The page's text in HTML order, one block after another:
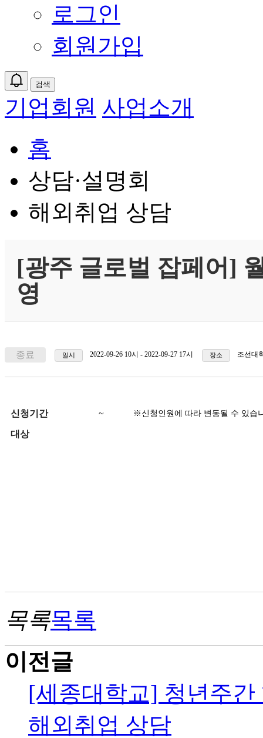
로그인
회원가입
검색
기업회원 사업소개
홈
상담·설명회
해외취업 상담
[광주 글로벌 잡페어]
영
종료 일시 2022-09-26 10시 - 2022-09-27 17시 장소 조선대
신청기간 ~ ※신청인원에 따라 변동될 수 있습
대상
목록목록
이전글
[세종대학교] 청년주
해외취업 상담